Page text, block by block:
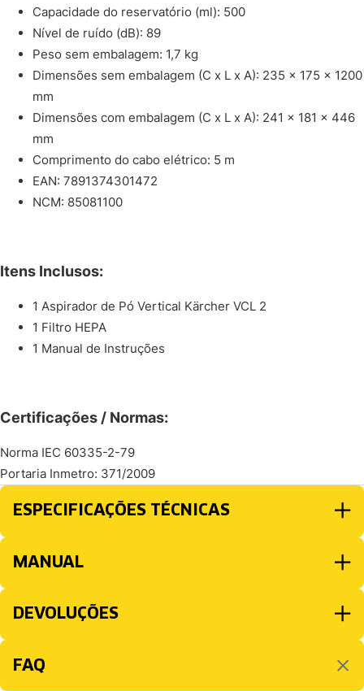
Capacidade do reservatório (ml): 500
Nível de ruído (dB): 89
Peso sem embalagem: 1,7 kg
Dimensões sem embalagem (C x L x A): 235 x 175 x 1200
mm
Dimensões com embalagem (C x L x A): 241 x 181 x 446
mm
Comprimento do cabo elétrico: 5 m
EAN: 7891374301472
NCM: 85081100
Itens Inclusos:
1 Aspirador de Pó Vertical Kärcher VCL 2
1 Filtro HEPA
1 Manual de Instruções
Certificações / Normas:
Norma IEC 60335-2-79
Portaria Inmetro: 371/2009
ESPECIFICAÇÕES TÉCNICAS
MANUAL
DEVOLUÇÕES
FAQ